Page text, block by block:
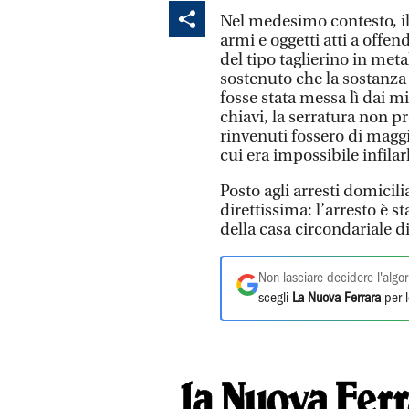
Nel medesimo contesto,
armi e oggetti atti a
del tipo taglierino in
sostenuto che la
fosse stata messa lì dai
chiavi, la serratura non
rinvenuti fossero di
cui era impossibile
Posto agli arresti
direttissima: l’arresto è
della casa circondariale
Non lasciare decidere
scegli La Nuova Ferrara per